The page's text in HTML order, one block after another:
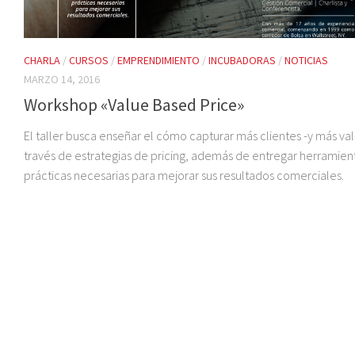
CHARLA /CURSOS /EMPRENDIMIENTO /INCUBADORAS /NOTICIAS
MARZO 14, 2016
Workshop «Value Based Price»
El taller busca enseñar el cómo capturar más clientes -y más
través de estrategias de pricing, además de entregar
prácticas necesarias para mejorar sus resultados comerciales.